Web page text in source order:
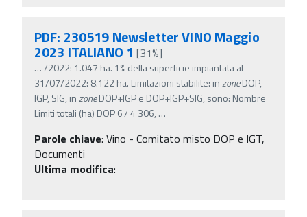
PDF: 230519 Newsletter VINO Maggio
2023 ITALIANO 1[31%]
…/2022: 1.047 ha. 1% della superficie impiantata al
31/07/2022: 8.122 ha. Limitazioni stabilite: inzoneDOP,
IGP, SIG, inzoneDOP+IGP e DOP+IGP+SIG, sono: Nombre
Limiti totali (ha) DOP 67 4 306, …
Parole chiave: Vino - Comitato misto DOP e IGT,
Documenti
Ultima modifica: